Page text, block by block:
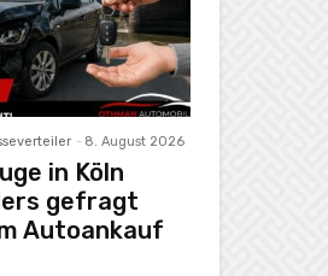
- 8. August 2026
in Köln
gefragt
Autoankauf